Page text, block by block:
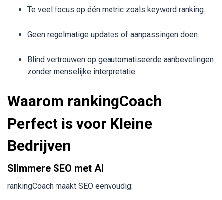
Te veel focus op één metric zoals keyword ranking.
Geen regelmatige updates of aanpassingen doen.
Blind vertrouwen op geautomatiseerde aanbevelingen
zonder menselijke interpretatie.
Waarom rankingCoach
Perfect is voor Kleine
Bedrijven
Slimmere SEO met AI
rankingCoach maakt SEO eenvoudig: